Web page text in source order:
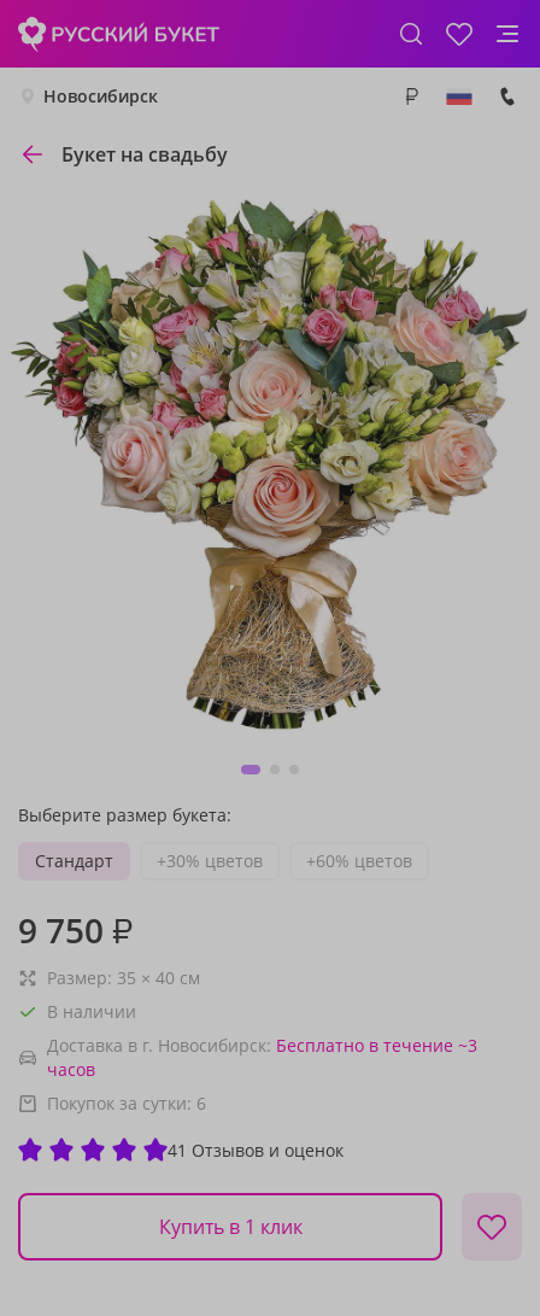
Новосибирск
Букет на свадьбу
Выберите размер букета:
Стандарт
+30% цветов +60% цветов
9 750 ₽
Размер: 35 × 40 см
В наличии
Доставка в г. Новосибирск: Бесплатно в течение ~3
часов
Покупок за сутки: 6
41 Отзывов и оценок
Купить в 1 клик